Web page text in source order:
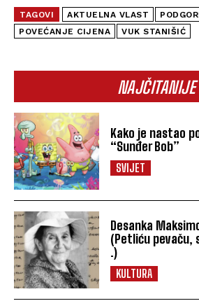
NAJČITANIJE
Kako je nastao
“Sunđer Bob”
SVIJET
Desanka
(Petliću pevaču,
.)
KULTURA
TAGOVI AKTUELNA VLAST
POVEĆANJE CIJENA
VUK STANIŠIĆ